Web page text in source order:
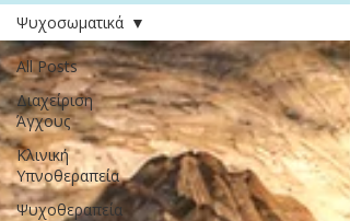
All Posts
Διαχείριση
Άγχους
Κλινική
Υπνοθεραπεία
Ψυχοθεραπεία
Ψυχοσωματικά